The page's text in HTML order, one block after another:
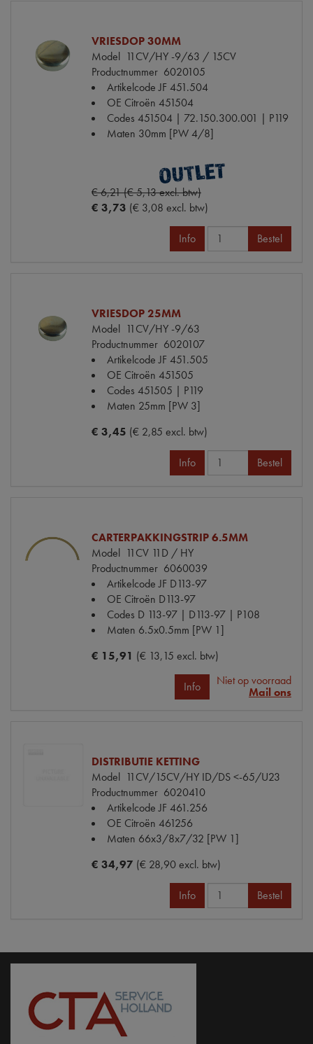
VRIESDOP 30MM
Model 11CV/HY -9/63 / 15CV
Productnummer 6020105
Artikelcode JF451.504
OE Citroën 451504
Codes 451504 | 72.150.300.001 | P119
Maten 30mm [PW 4/8]
€ 6,21 (€ 5,13 excl. btw)
€ 3,73 (€ 3,08 excl. btw)
Info Bestel
VRIESDOP 25MM
Model 11CV/HY -9/63
Productnummer 6020107
Artikelcode JF451.505
OE Citroën 451505
Codes 451505 | P119
Maten 25mm [PW 3]
€ 3,45 (€ 2,85 excl. btw)
Info Bestel
CARTERPAKKINGSTRIP 6.5MM
Model 11CV 11D / HY
Productnummer 6060039
Artikelcode JF D113-97
OE Citroën D113-97
Codes D 113-97 | D113-97 | P108
Maten 6.5x0.5mm [PW 1]
€ 15,91 (€ 13,15 excl. btw)
Info
Niet op voorraad
Mail ons
DISTRIBUTIE KETTING
Model 11CV/15CV/HY ID/DS <-65/U23
Productnummer 6020410
Artikelcode JF461.256
OE Citroën 461256
Maten 66x3/8x7/32 [PW 1]
€ 34,97 (€ 28,90 excl. btw)
Info Bestel